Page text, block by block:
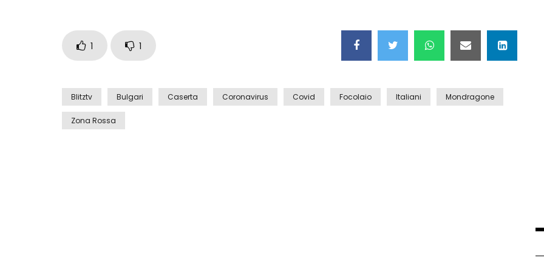
1 1
Blitztv Bulgari Caserta Coronavirus Covid Focolaio Italiani Mondragone
Zona Rossa